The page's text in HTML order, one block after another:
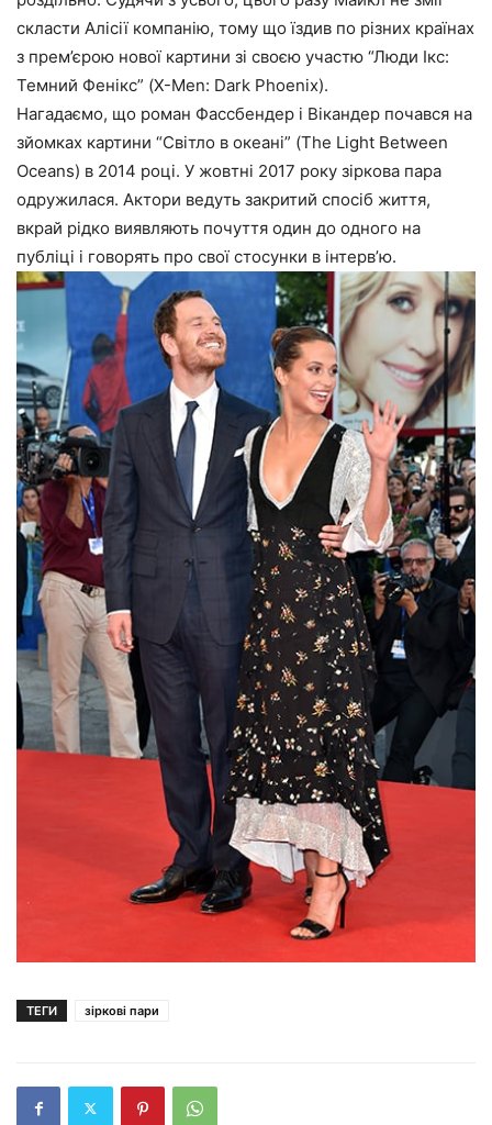
скласти Алісії компанію, тому що їздив по різних країнах
з прем’єрою нової картини зі своєю участю “Люди Ікс:
Темний Фенікс” (X-Men: Dark Phoenix).
Нагадаємо, що роман Фассбендер і Вікандер почався на
зйомках картини “Світло в океані” (The Light Between
Oceans) в 2014 році. У жовтні 2017 року зіркова пара
одружилася. Актори ведуть закритий спосіб життя,
вкрай рідко виявляють почуття один до одного на
публіці і говорять про свої стосунки в інтерв’ю.
ТЕГИ зіркові пари